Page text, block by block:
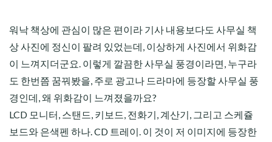
워낙 책상에 관심이 많은 편이라 기사 내용보다도 사무실 책
상 사진에 정신이 팔려 있었는데, 이상하게 사진에서 위화감
이 느껴지더군요. 이렇게 깔끔한 사무실 풍경이라면, 누구라
도 한번쯤 꿈꿔봤을, 주로 광고나 드라마에 등장할 사무실 풍
경인데, 왜 위화감이 느껴졌을까요?
LCD 모니터, 스탠드, 키보드, 전화기, 계산기, 그리고 스케쥴
보드와 은색펜 하나. CD 트레이. 이 것이 저 이미지에 등장한